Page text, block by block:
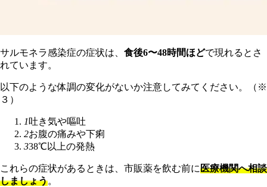
サルモネラ感染症の症状は、 食後6〜48時間ほどで現れるとさ
れています。
以下のような体調の変化がないか注意してみてください。（※
３）
1吐き気や嘔吐
2お腹の痛みや下痢
338℃以上の発熱
これらの症状があるときは、市販薬を飲む前に医療機関へ相談
しましょう。